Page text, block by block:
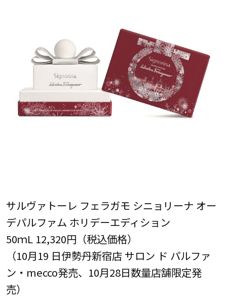
サルヴァトーレ フェラガモ シニョリーナ オー
デパルファム ホリデーエディション
50ｍL 12,320円（税込価格）
（10月19 日伊勢丹新宿店 サロン ド パルファ
ン・mecco発売、10月28日数量店舗限定発
売）